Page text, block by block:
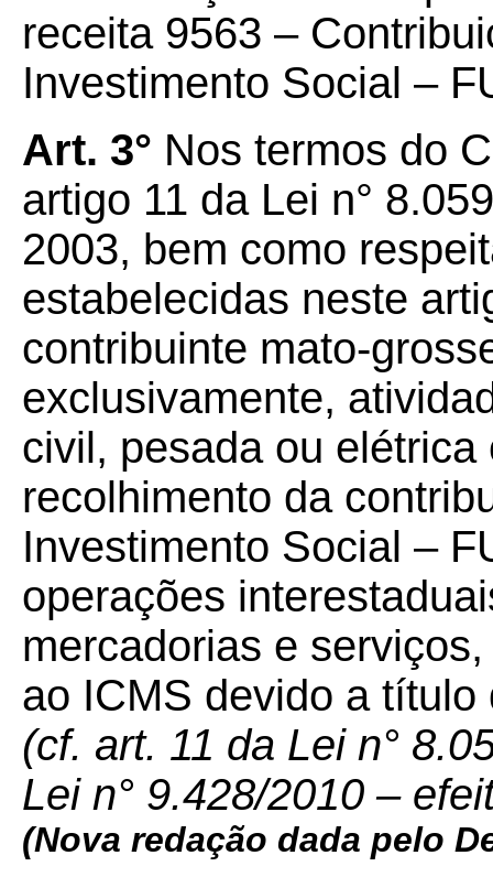
receita 9563 –
Investimento Social –
Art. 3° Nos termos do
artigo 11 da Lei n°
2003, bem como
estabelecidas neste
contribuinte mato-
exclusivamente,
civil, pesada ou
recolhimento da
Investimento Social –
operações
mercadorias e
ao ICMS devido a
(cf. art. 11 da Lei n°
Lei n° 9.428/2010 –
(Nova redação dada pelo